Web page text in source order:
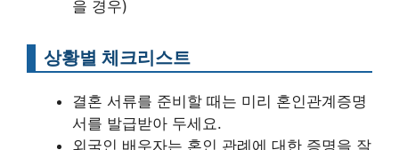
을 경우)
상황별 체크리스트
결혼 서류를 준비할 때는 미리 혼인관계증명
서를 발급받아 두세요.
외국인 배우자는 혼인 관례에 대한 증명을 잘